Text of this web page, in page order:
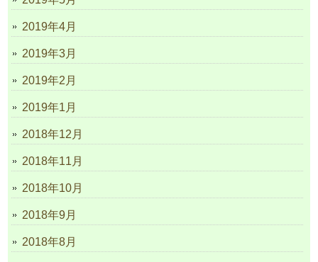
2019年4月
2019年3月
2019年2月
2019年1月
2018年12月
2018年11月
2018年10月
2018年9月
2018年8月